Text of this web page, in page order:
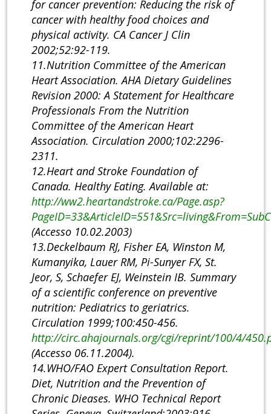
for cancer prevention: Reducing the risk of
cancer with healthy food choices and
physical activity. CA Cancer J Clin
2002;52:92-119.
11.Nutrition Committee of the American
Heart Association. AHA Dietary Guidelines
Revision 2000: A Statement for Healthcare
Professionals From the Nutrition
Committee of the American Heart
Association. Circulation 2000;102:2296-
2311.
12.Heart and Stroke Foundation of
Canada. Healthy Eating. Available at:
http://ww2.heartandstroke.ca/Page.asp?
(Accesso 10.02.2003)
13.Deckelbaum RJ, Fisher EA, Winston M,
Kumanyika, Lauer RM, Pi-Sunyer FX, St.
Jeor, S, Schaefer EJ, Weinstein IB. Summary
of a scientific conference on preventive
nutrition: Pediatrics to geriatrics.
Circulation 1999;100:450-456.
http://circ.ahajournals.org/cgi/reprint/100/4/
(Accesso 06.11.2004).
14.WHO/FAO Expert Consultation Report.
Diet, Nutrition and the Prevention of
Chronic Dieases. WHO Technical Report